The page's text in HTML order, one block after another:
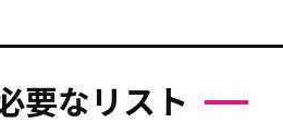
要なリスト